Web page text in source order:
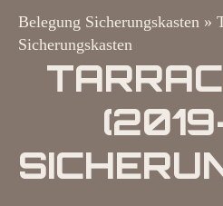
Belegung Sicherungskasten »
Sicherungskasten